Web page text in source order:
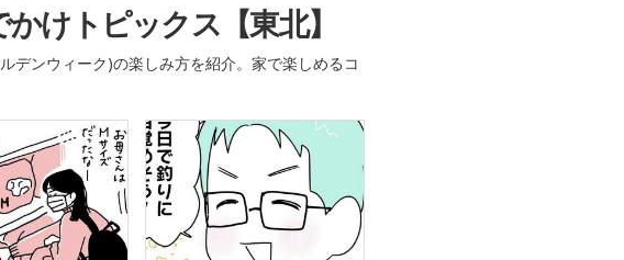
けトピックス【東北】
デンウィーク)の楽しみ方を紹介。家で楽しめるコ